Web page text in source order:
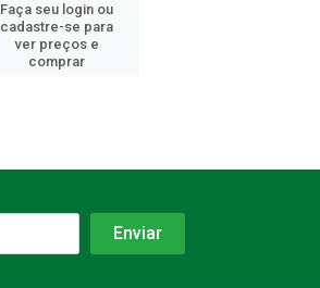
Faça seu login ou
cadastre-se para
ver preços e
comprar